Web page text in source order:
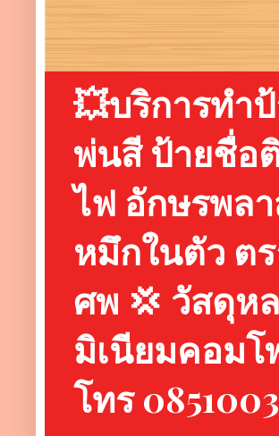
💥บริการทำ
พ่นสี ป้ายชื่อ
ไฟ อักษรพล
หมึกในตัว ต
ศพ 💢 วัสดุห
มิเนียมคอมโ
โทร